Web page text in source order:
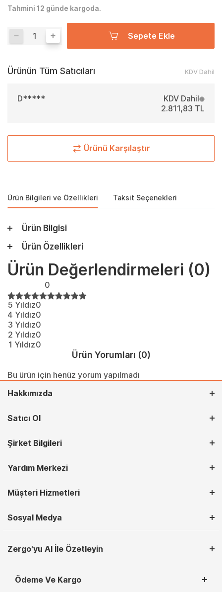
Tahmini 12 günde kargoda.
Sepete Ekle
Ürünün Tüm Satıcıları KDV Dahil
D*****
KDV Dahil
2.811,83 TL
Ürünü Karşılaştır
Ürün Bilgileri ve Özellikleri Taksit Seçenekleri
Ürün Bilgisi
Ürün Özellikleri
Ürün Değerlendirmeleri (0)
0
5 Yıldız0
4 Yıldız0
3 Yıldız0
2 Yıldız0
1 Yıldız0
Ürün Yorumları (0)
Bu ürün için henüz yorum yapılmadı
Hakkımızda
Satıcı Ol
Şirket Bilgileri
Yardım Merkezi
Müşteri Hizmetleri
Sosyal Medya
Zergo'yu AI İle Özetleyin
Ödeme Ve Kargo